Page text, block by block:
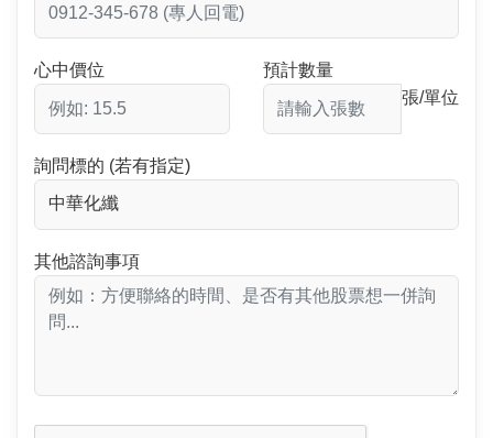
心中價位
預計數量
張/單位
詢問標的 (若有指定)
其他諮詢事項